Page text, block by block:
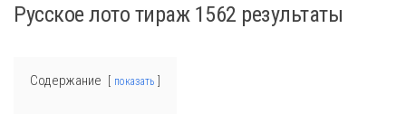
Русское лото тираж 1562 результаты
Содержание показать